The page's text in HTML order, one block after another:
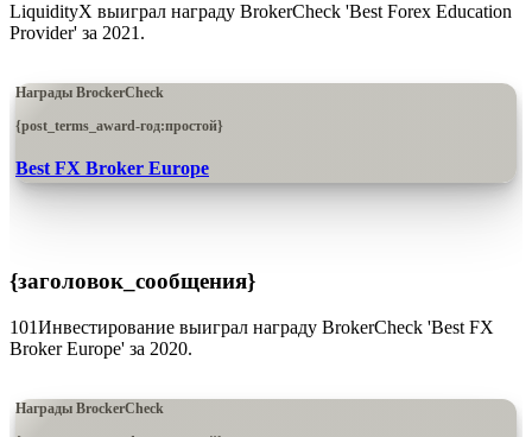
LiquidityX выиграл награду BrokerCheck 'Best Forex Education
Provider' за 2021.
Награды BrockerCheck
{post_terms_award-год:простой}
Best FX Broker Europe
{заголовок_сообщения}
101Инвестирование выиграл награду BrokerCheck 'Best FX
Broker Europe' за 2020.
Награды BrockerCheck